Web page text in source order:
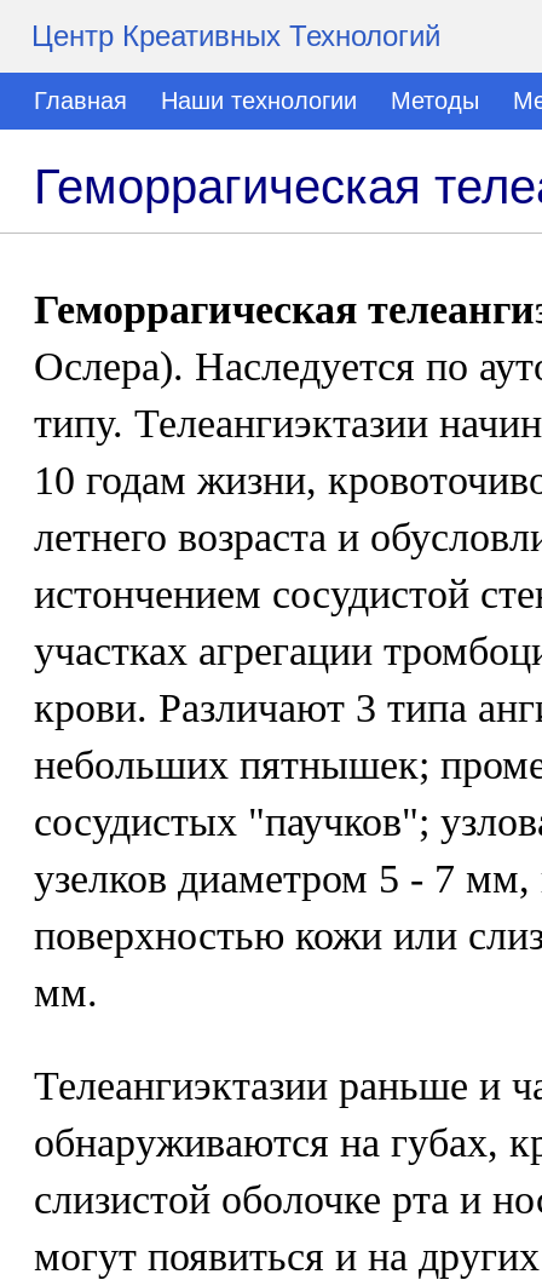
Центр Креативных Технологий
Главная Наши технологии Методы
Геморрагическая
Геморрагическая
Ослера). Наследуется по
типу. Телеангиэктазии
10 годам жизни,
летнего возраста и
истончением сосудистой
участках агрегации
крови. Различают 3 типа
небольших пятнышек;
сосудистых "паучков";
узелков диаметром 5 - 7
поверхностью кожи или
мм.
Телеангиэктазии раньше и
обнаруживаются на губах,
слизистой оболочке рта и
могут появиться и на